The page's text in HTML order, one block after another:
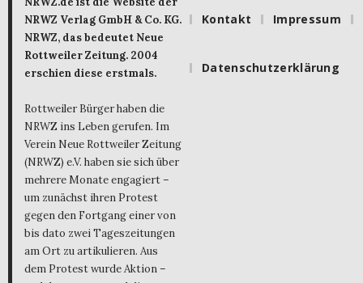
NRWZ Verlag GmbH & Co. KG.
NRWZ, das bedeutet Neue
Rottweiler Zeitung. 2004
erschien diese erstmals.
Rottweiler Bürger haben die
NRWZ ins Leben gerufen. Im
Verein Neue Rottweiler Zeitung
(NRWZ) e.V. haben sie sich über
mehrere Monate engagiert –
um zunächst ihren Protest
gegen den Fortgang einer von
bis dato zwei Tageszeitungen
am Ort zu artikulieren. Aus
dem Protest wurde Aktion –
Kontakt Impressum
Datenschutzerklärung